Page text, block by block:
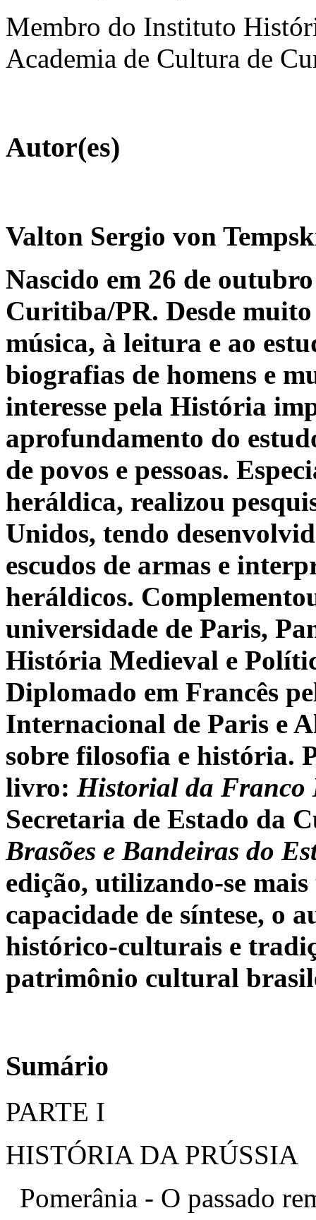
Membro do Instituto
Academia de Cultura de
Autor(es)
Valton Sergio von
Nascido em 26 de
Curitiba/PR. Desde muito
música, à leitura e ao
biografias de homens e
interesse pela História
aprofundamento do
de povos e pessoas.
heráldica, realizou
Unidos, tendo
escudos de armas e
heráldicos.
universidade de Paris,
História Medieval e
Diplomado em Francês
Internacional de Paris e
sobre filosofia e história.
livro: Historial da Franco
Secretaria de Estado da
Brasões e Bandeiras do
edição, utilizando-se
capacidade de síntese, o
histórico-culturais e
patrimônio cultural
Sumário
PARTE I
HISTÓRIA DA PRÚSSIA
Pomerânia - O passado